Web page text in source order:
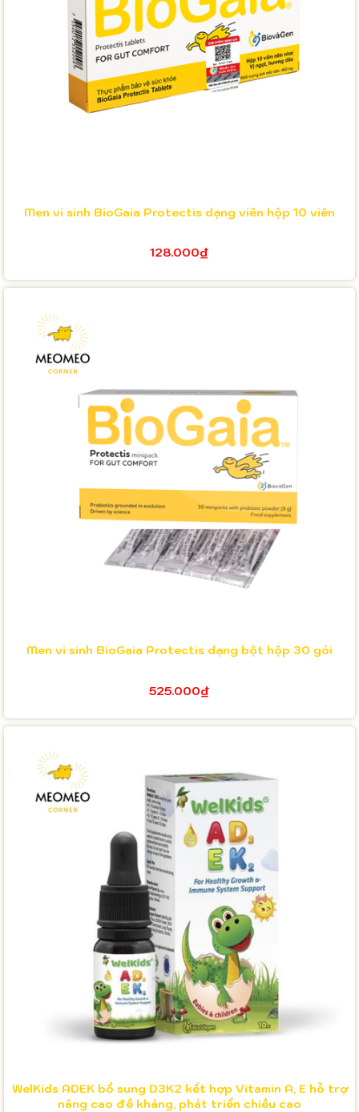
Men vi sinh BioGaia Protectis dạng viên hộp 10 viên
128.000₫
Men vi sinh BioGaia Protectis dạng bột hộp 30 gói
525.000₫
WelKids ADEK bổ sung D3K2 kết hợp Vitamin A, E hỗ trợ
nâng cao đề kháng, phát triển chiều cao